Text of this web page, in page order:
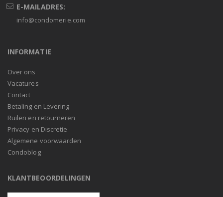
E-MAILADRES:
info@condomerie.com
INFORMATIE
Over ons
Vacatures
Contact
Betaling en Levering
Ruilen en retourneren
Privacy en Discretie
Algemene voorwaarden
Condoblog
KLANTBEOORDELINGEN